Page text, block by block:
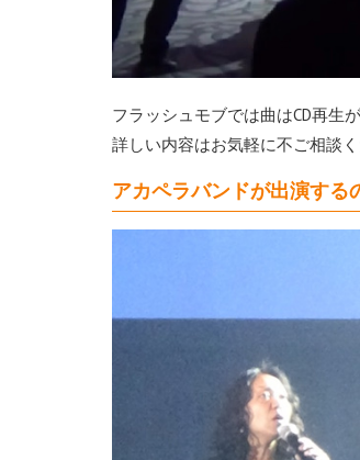
フラッシュモブでは曲はCD再生
詳しい内容はお気軽に不ご相談く
アカペラバンドが出演する